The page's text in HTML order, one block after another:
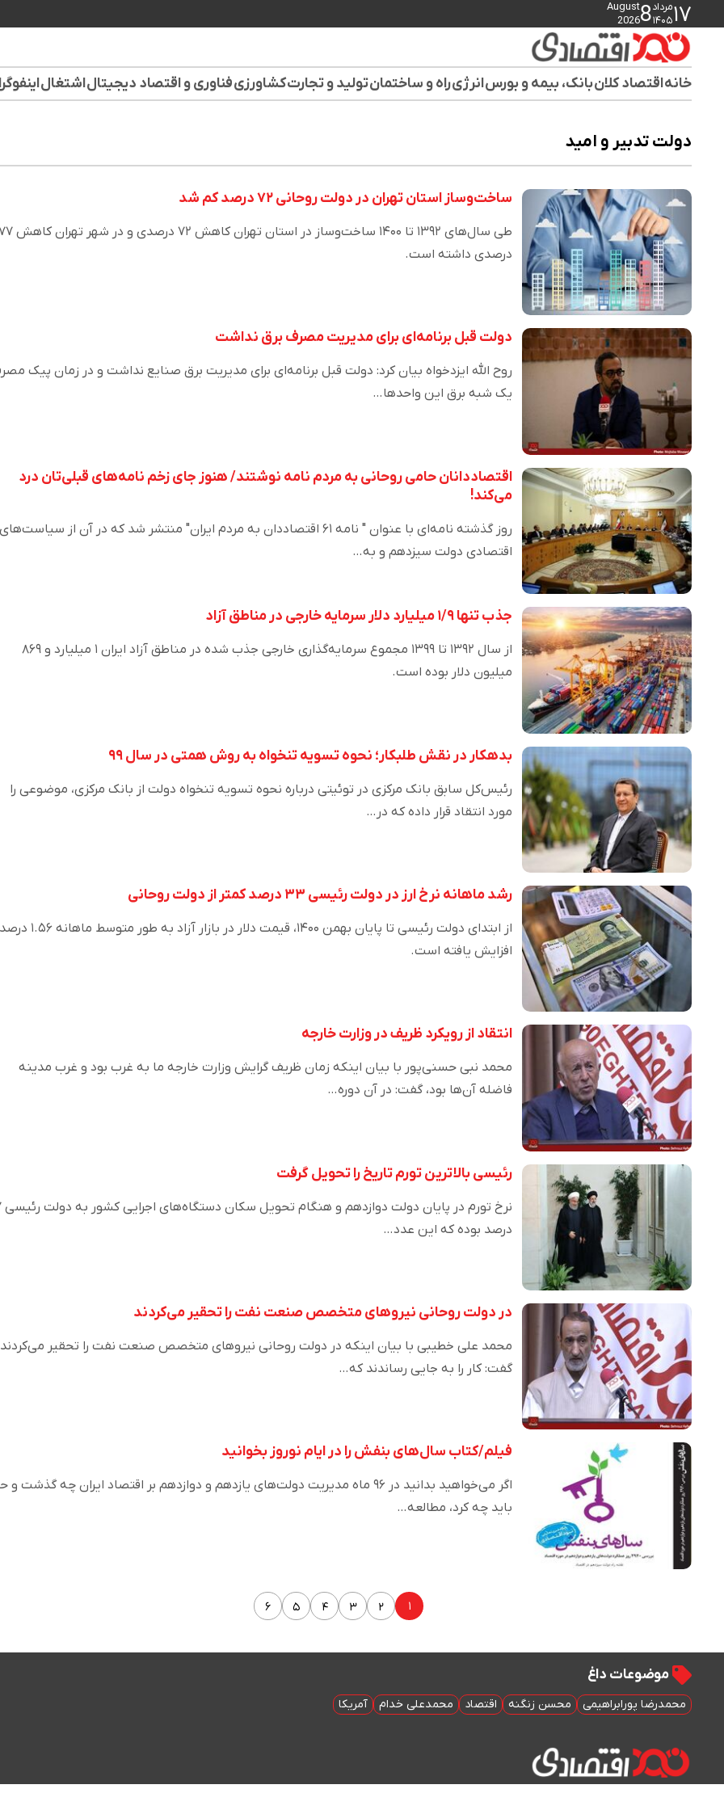
۱۷مرداد
۱۴۰۵8
August
2026
خانهاقتصاد کلانبانک، بیمه و بورسانرژیراه و ساختمانتولید و تجارتکشاورزیفناوری و اقتصاد دیجیتالاشتغال
دولت تدبیر و امید
ساخت‌وساز استان تهران در دولت روحانی ۷۲ درصد کم شد
طی سال‌های ۱۳۹۲ تا ۱۴۰۰ ساخت‌وساز در استان تهران کاهش ۷۲
درصدی داشته است.
دولت قبل برنامه‌ای برای مدیریت مصرف برق نداشت
روح الله ایزدخواه بیان کرد: دولت قبل برنامه‌ای برای مدیریت برق صنایع نداشت و در زمان پیک
یک شبه برق این واحد‌ها…
اقتصاددانان حامی روحانی به مردم نامه نوشتند/ هنوز جای زخم نامه‌های قبلی‌تان درد
می‌کند!
روز گذشته نامه‌ای با عنوان " نامه ۶۱ اقتصاددان به مردم ایران" منتشر شد که در آن از
اقتصادی دولت سیزدهم و به…
جذب تنها ۱/۹ میلیارد دلار سرمایه خارجی در مناطق آزاد
از سال ۱۳۹۲ تا ۱۳۹۹ مجموع سرمایه‌گذاری خارجی جذب شده در مناطق آزاد ایران ۱ میلیارد و ۸۶۹
میلیون دلار بوده است.
بدهکار در نقش طلبکار؛ نحوه تسویه تنخواه به روش همتی در سال ۹۹
رئیس‌کل سابق بانک مرکزی در توئیتی درباره نحوه تسویه تنخواه دولت از بانک مرکزی، موضوعی را
مورد انتقاد قرار داده که در…
رشد ماهانه نرخ ارز در دولت رئیسی ۳۳ درصد کمتر از دولت روحانی
از ابتدای دولت رئیسی تا پایان بهمن ۱۴۰۰، قیمت دلار در بازار آزاد به طور متوسط
افزایش یافته است.
انتقاد از رویکرد ظریف در وزارت خارجه
محمد نبی حسنی‌پور با بیان اینکه زمان ظریف گرایش وزارت خارجه ما به غرب بود و غرب مدینه
فاضله آن‌ها بود، گفت: در آن دوره…
رئیسی بالاترین تورم تاریخ را تحویل گرفت
نرخ
درصد بوده که این عدد…
در دولت روحانی نیروهای متخصص صنعت نفت را تحقیر می‌کردند
محمد علی خطیبی با بیان اینکه در دولت روحانی نیروهای متخصص صنعت نفت را تحقیر
گفت: کار را به جایی رساندند که…
فیلم/کتاب سال‌های بنفش را در ایام نوروز بخوانید
اگر می‌خواهید بدانید در ۹۶ ماه مدیریت دولت‌های یازدهم و دوازدهم بر اقتصاد ایران چه گذشت و
باید چه کرد، مطالعه…
۱ ۲ ۳ ۴ ۵ ۶
موضوعات داغ
محمدرضا پورابراهیمی محسن زنگنه اقتصاد محمدعلی خدام آمریکا